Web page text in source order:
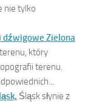
nie tylko
dźwigowe Zielona
który
terenu.
Śląsk słynie z